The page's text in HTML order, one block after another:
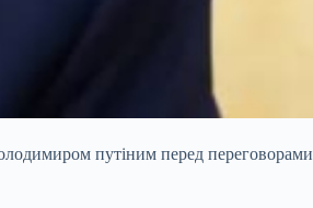
путіним перед переговорами